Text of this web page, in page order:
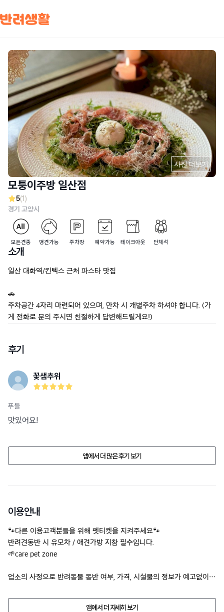
사진 더보기
모퉁이주방 일산점
5(1)
경기 고양시
모든견종 맹견가능 주차장 예약가능 테이크아웃 단체석
소개
일산 대화역/킨텍스 근처 파스타 맛집
🚗
주차공간 4자리 마련되어 있으며, 만차 시 개별주차 하셔야 합니다. (가
게 전화로 문의 주시면 친절하게 답변해드릴게요!)
후기
꽃샘추위
푸들
맛있어요!
앱에서 더 많은 후기 보기
이용안내
🐾다른 이용고객분들을 위해 펫티켓을 지켜주세요🐾
반려견동반 시 유모차 / 애견가방 지참 필수입니다.
🌱care pet zone
업소의 사정으로 반려동물 동반 여부, 가격, 시설물의 정보가 예고없이
방문 전에 전화문의 해주세요.
앱에서 더 자세히 보기